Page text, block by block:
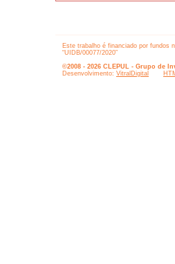
Este trabalho é financiado por fundos
“UIDB/00077/2020”
©2008 - 2026 CLEPUL - Grupo de
Desenvolvimento: VitralDigital